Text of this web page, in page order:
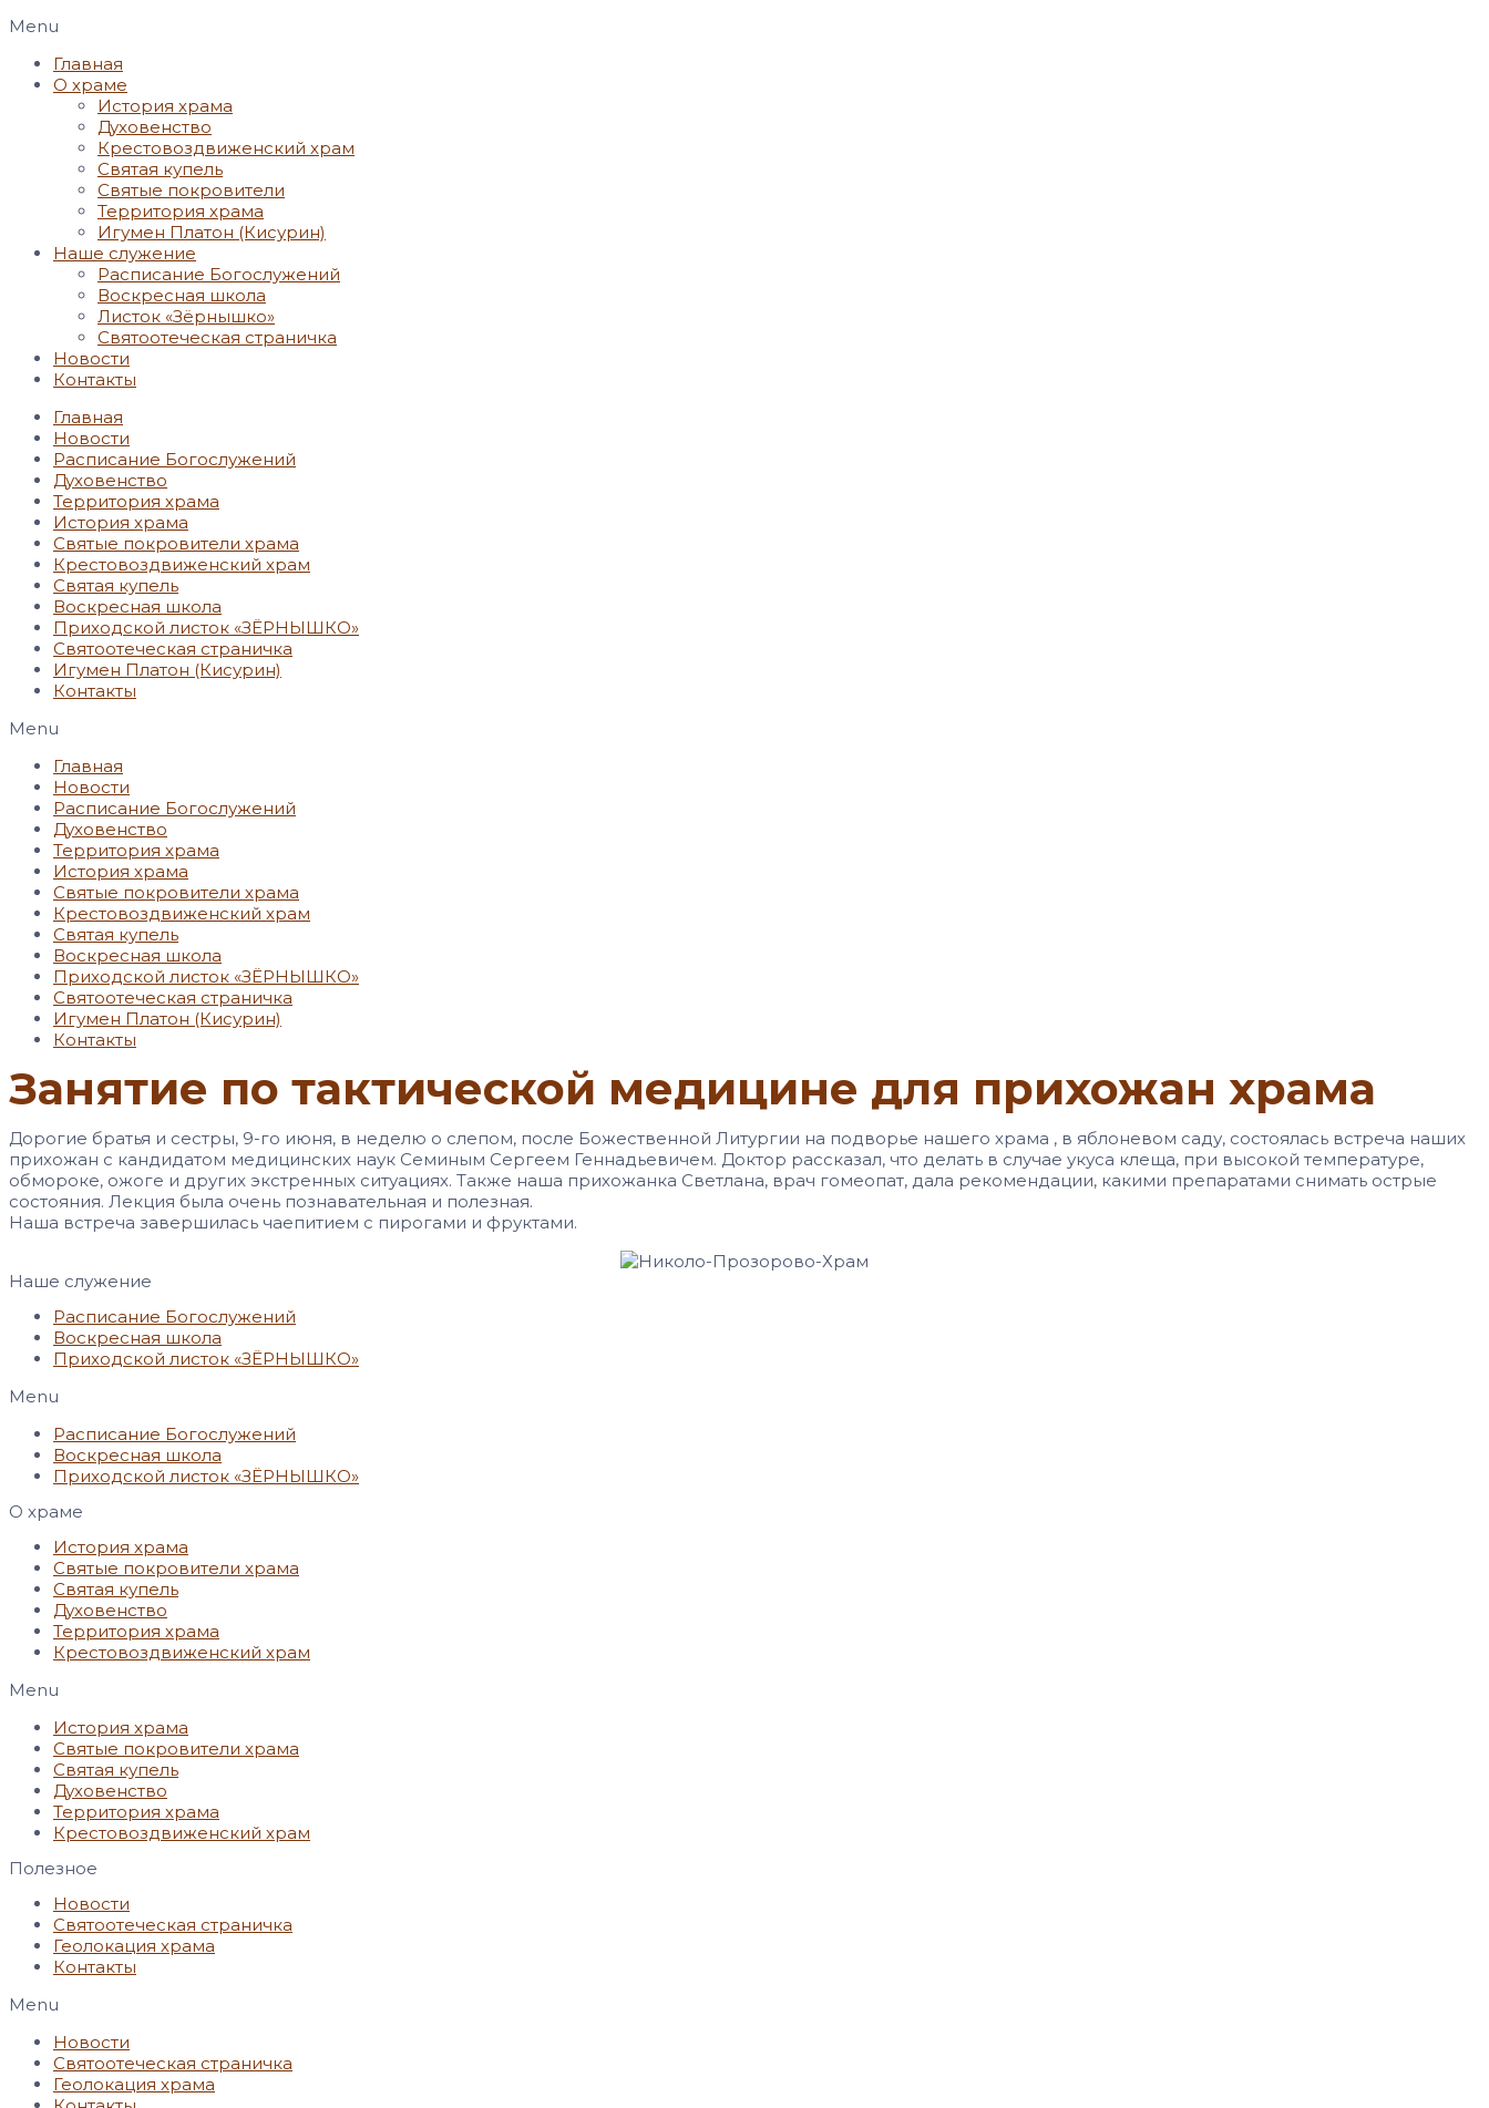
Menu
Главная
О храме
История храма
Духовенство
Крестовоздвиженский храм
Святая купель
Святые покровители
Территория храма
Игумен Платон (Кисурин)
Наше служение
Расписание Богослужений
Воскресная школа
Листок «Зёрнышко»
Святоотеческая страничка
Новости
Контакты
Главная
Новости
Расписание Богослужений
Духовенство
Территория храма
История храма
Святые покровители храма
Крестовоздвиженский храм
Святая купель
Воскресная школа
Приходской листок «ЗЁРНЫШКО»
Святоотеческая страничка
Игумен Платон (Кисурин)
Контакты
Menu
Главная
Новости
Расписание Богослужений
Духовенство
Территория храма
История храма
Святые покровители храма
Крестовоздвиженский храм
Святая купель
Воскресная школа
Приходской листок «ЗЁРНЫШКО»
Святоотеческая страничка
Игумен Платон (Кисурин)
Контакты
Занятие по тактической медицине для прихожан храма
Дорогие братья и сестры, 9-го июня, в неделю о слепом, после Божественной Литургии на подворье нашего храма , в яблоневом саду, состоялась встреча наших
прихожан с кандидатом медицинских наук Семиным Сергеем Геннадьевичем. Доктор рассказал, что делать в случае укуса клеща, при высокой температуре,
обмороке, ожоге и других экстренных ситуациях. Также наша прихожанка Светлана, врач гомеопат, дала рекомендации, какими препаратами снимать острые
состояния. Лекция была очень познавательная и полезная.
Наша встреча завершилась чаепитием с пирогами и фруктами.
Наше служение
Расписание Богослужений
Воскресная школа
Приходской листок «ЗЁРНЫШКО»
Menu
Расписание Богослужений
Воскресная школа
Приходской листок «ЗЁРНЫШКО»
О храме
История храма
Святые покровители храма
Святая купель
Духовенство
Территория храма
Крестовоздвиженский храм
Menu
История храма
Святые покровители храма
Святая купель
Духовенство
Территория храма
Крестовоздвиженский храм
Полезное
Новости
Святоотеческая страничка
Геолокация храма
Контакты
Menu
Новости
Святоотеческая страничка
Геолокация храма